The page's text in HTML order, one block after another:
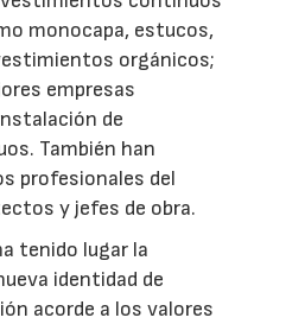
monocapa, estucos,
orgánicos;
empresas
de
También han
profesionales del
y jefes de obra.
tenido lugar la
identidad de
acorde a los valores